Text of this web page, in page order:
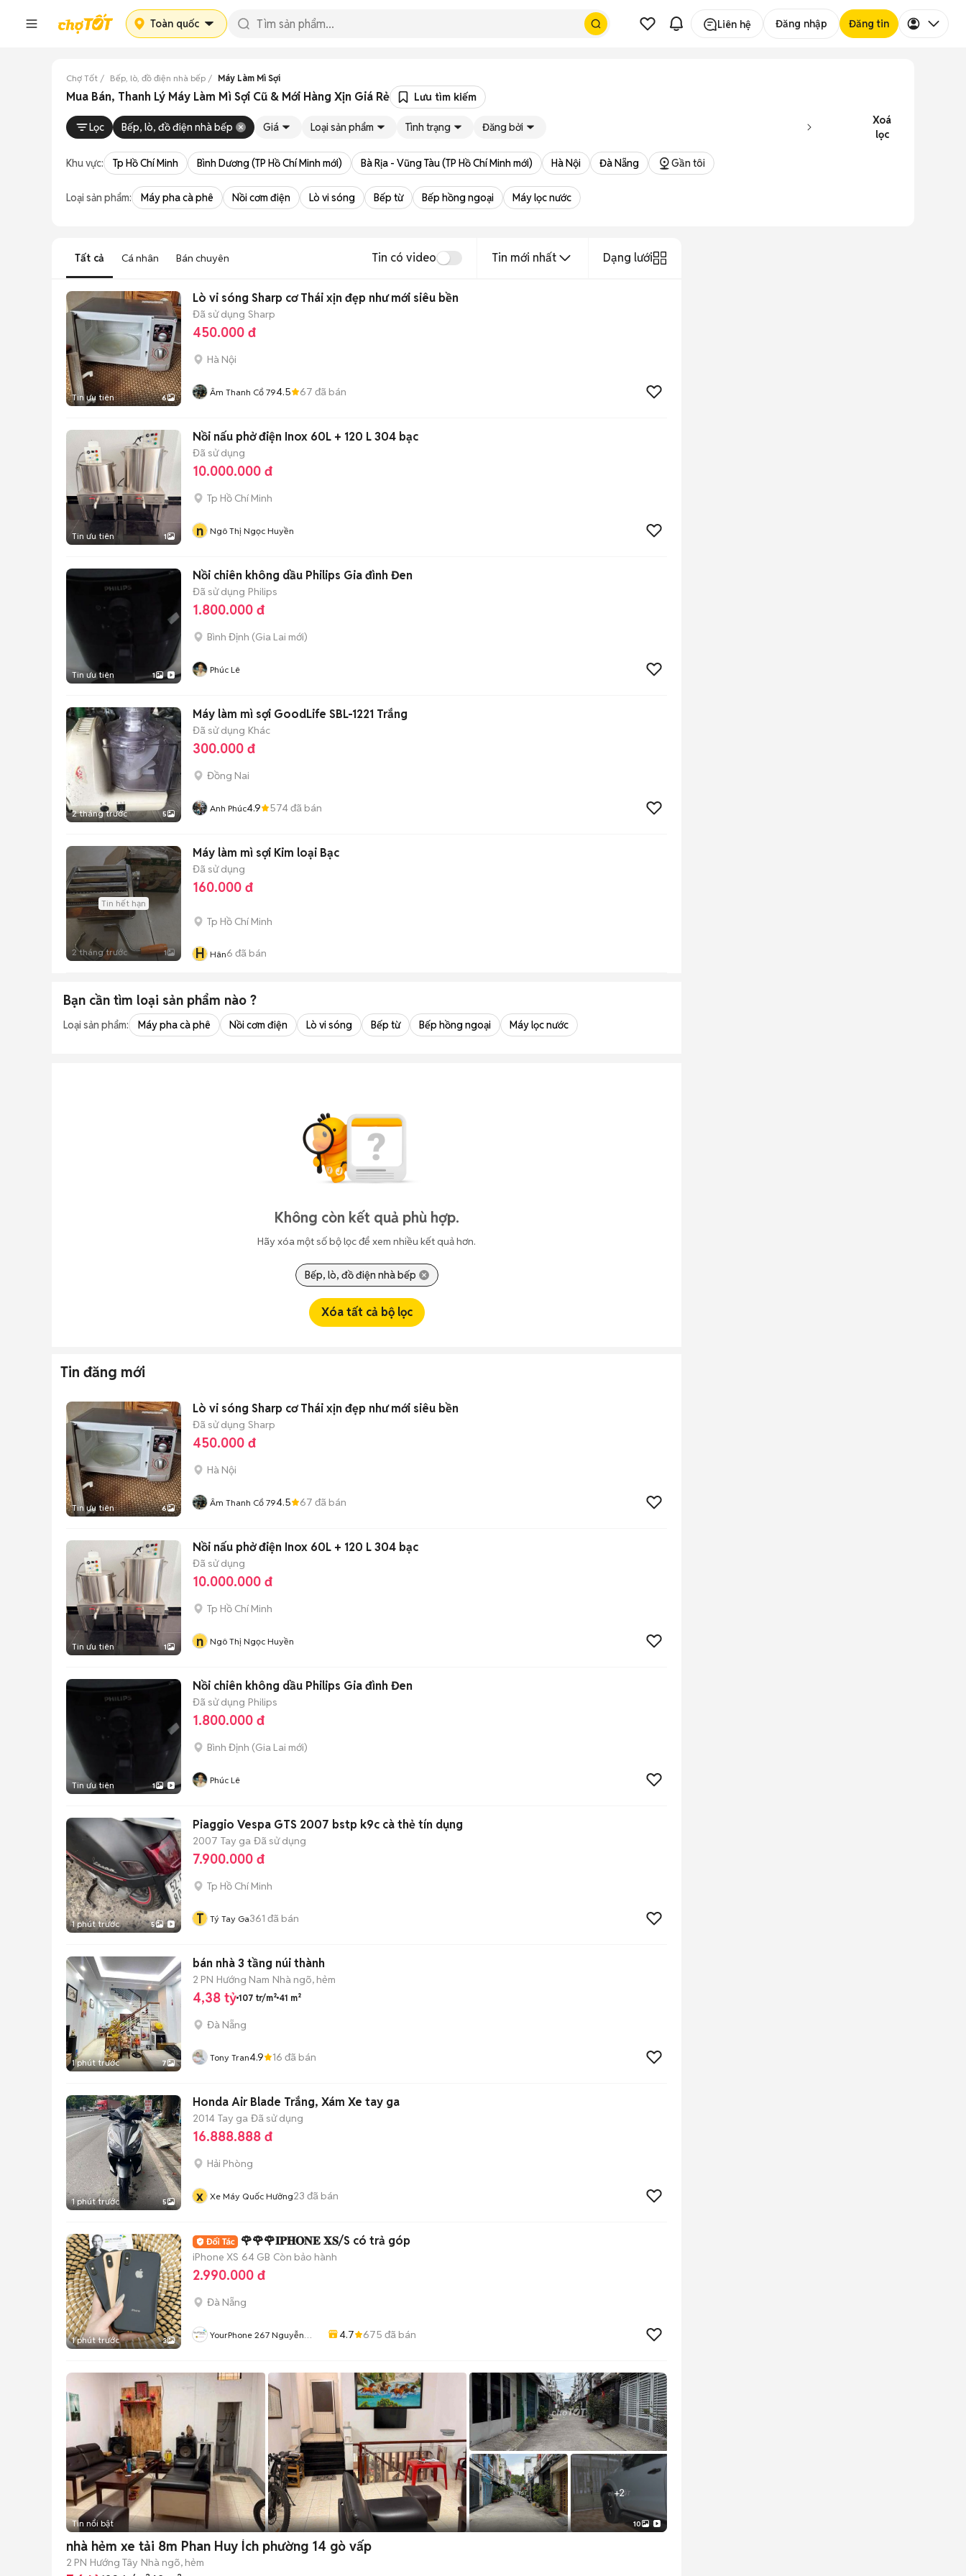
Toàn quốc Liên hệ Đăng nhập Đăng tin
Chợ Tốt Bếp, lò, đồ điện nhà bếp Máy Làm Mì Sợi
Mua Bán, Thanh Lý Máy Làm Mì Sợi Cũ & Mới Hàng Xịn Giá Rẻ Lưu tìm kiếm
Lọc Bếp, lò, đồ điện nhà bếp Giá Loại sản phẩm Tình trạng Đăng bởi
Xoá
lọc
Khu vực: Tp Hồ Chí Minh Bình Dương (TP Hồ Chí Minh mới) Bà Rịa - Vũng Tàu (TP Hồ Chí Minh mới) Hà Nội Đà Nẵng Gần tôi
Loại sản phẩm: Máy pha cà phê Nồi cơm điện Lò vi sóng Bếp từ Bếp hồng ngoại Máy lọc nước
Tất cả Cá nhân Bán chuyên Tin có video Tin mới nhất Dạng lưới
Tin ưu tiên 6
Lò vi sóng Sharp cơ Thái xịn đẹp như mới siêu bền
Đã sử dụng Sharp
450.000 đ
Hà Nội
Âm Thanh Cổ 794.5 67 đã bán
Tin ưu tiên 1
Nồi nấu phở điện Inox 60L + 120 L 304 bạc
Đã sử dụng
10.000.000 đ
Tp Hồ Chí Minh
n Ngô Thị Ngọc Huyền
Tin ưu tiên 1
Nồi chiên không dầu Philips Gia đình Đen
Đã sử dụng Philips
1.800.000 đ
Bình Định (Gia Lai mới)
Phúc Lê
2 tháng trước 5
Máy làm mì sợi GoodLife SBL-1221 Trắng
Đã sử dụng Khác
300.000 đ
Đồng Nai
Anh Phúc4.9 574đã bán
Tin hết hạn
2 tháng trước 1
Máy làm mì sợi Kim loại Bạc
Đã sử dụng
160.000 đ
Tp Hồ Chí Minh
H Hân6 đã bán
Bạn cần tìm loại sản phẩm nào ?
Loại sản phẩm: Máy pha cà phê Nồi cơm điện Lò vi sóng Bếp từ Bếp hồng ngoại Máy lọc nước
Không còn kết quả phù hợp.
Hãy xóa một số bộ lọc để xem nhiều kết quả hơn.
Bếp, lò, đồ điện nhà bếp
Xóa tất cả bộ lọc
Tin đăng mới
Tin ưu tiên 6
Lò vi sóng Sharp cơ Thái xịn đẹp như mới siêu bền
Đã sử dụng Sharp
450.000 đ
Hà Nội
Âm Thanh Cổ 794.5 67 đã bán
Tin ưu tiên 1
Nồi nấu phở điện Inox 60L + 120 L 304 bạc
Đã sử dụng
10.000.000 đ
Tp Hồ Chí Minh
n Ngô Thị Ngọc Huyền
Tin ưu tiên 1
Nồi chiên không dầu Philips Gia đình Đen
Đã sử dụng Philips
1.800.000 đ
Bình Định (Gia Lai mới)
Phúc Lê
1 phút trước 5
Piaggio Vespa GTS 2007 bstp k9c cà thẻ tín dụng
2007 Tay ga Đã sử dụng
7.900.000 đ
Tp Hồ Chí Minh
T Tý Tay Ga361 đã bán
1 phút trước 7
bán nhà 3 tầng núi thành
2 PN Hướng Nam Nhà ngõ, hẻm
4,38 tỷ 107 tr/m² 41 m²
Đà Nẵng
Tony Tran4.9 16 đã bán
1 phút trước 5
Honda Air Blade Trắng, Xám Xe tay ga
2014 Tay ga Đã sử dụng
16.888.888 đ
Hải Phòng
x Xe Máy Quốc Hưởng23 đã bán
1 phút trước 3
🌹🌹🌹𝐈𝐏𝐇𝐎𝐍𝐄 𝐗𝐒/S có trả góp
iPhone XS 64 GB Còn bảo hành
2.990.000 đ
Đà Nẵng
YourPhone 267 Nguyễn
4.7 675 đã bán
+2
Tin nổi bật 10
nhà hẻm xe tải 8m Phan Huy Ích phường 14 gò vấp
2 PN Hướng Tây Nhà ngõ, hẻm